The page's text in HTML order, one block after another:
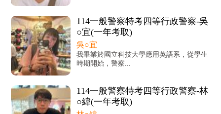
114一般警察特考四等行政警察-吳
○宜(一年考取)
吳○宜
我畢業於國立科技大學應用英語系，從學生
時期開始，警察...
114一般警察特考四等行政警察-林
○緯(一年考取)